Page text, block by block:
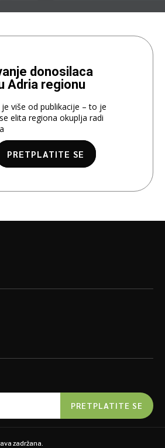
donosilaca
Adria regionu
je više od publikacije – to je
elita regiona okuplja radi
PRETPLATITE SE
PRETPLATITE SE
zadržana.